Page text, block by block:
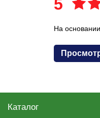
5
На
Каталог